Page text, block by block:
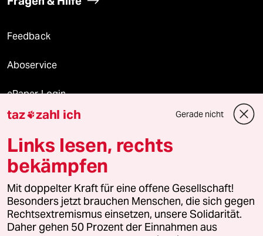
Feedback
Aboservice
ePaper Login
Downloads für Abonnierende
© 2026 taz Verlags und Vertriebs GmbH
Alle Rechte vorbehalten. Bei rechtlichen Fragen oder für Genehmigungen
wenden Sie sich bitte an lizenzen@taz.de
Feedback Redaktionsstatut Kommune-Richtlinien
taz zahl ich Gerade nicht
Links lesen, rechts
bekämpfen
Mit doppelter Kraft für eine offene Gesellschaft!
Besonders jetzt brauchen Menschen, die sich gegen
Rechtsextremismus einsetzen, unsere Solidarität.
Daher gehen 50 Prozent der Einnahmen aus